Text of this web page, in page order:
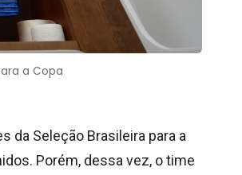
a Copa
da Seleção Brasileira para a
Porém, dessa vez, o time